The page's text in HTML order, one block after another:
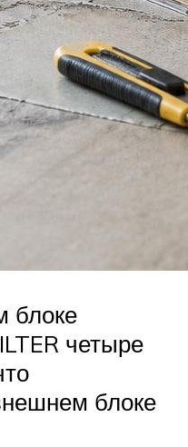
блоке
четыре
блоке